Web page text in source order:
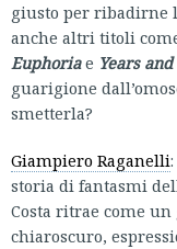
giusto per ribadirne
anche altri titoli
Euphoriae Years
guarigione
smetterla?
Giampiero Raganelli:
storia di fantasmi
Costa ritrae come
chiaroscuro,